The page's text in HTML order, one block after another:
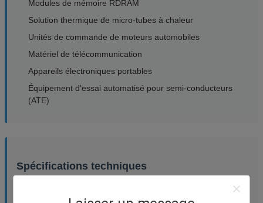
Modules de mémoire RDRAM
Solution thermique de micro-tubes à chaleur
Unités de commande de moteurs automobiles
Matériel de télécommunication
Appareils électroniques portables
Équipement d'essai automatisé pour semi-conducteurs
(ATE)
Spécifications techniques